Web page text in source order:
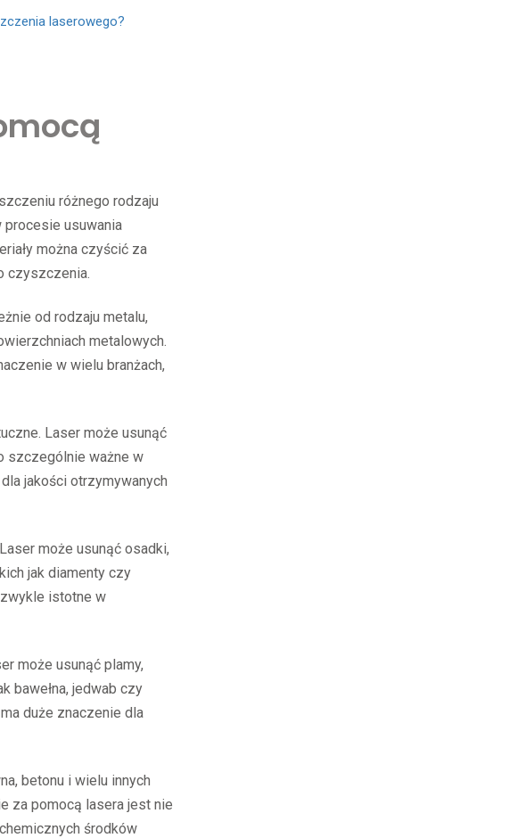
laserowego?
różnego rodzaju
procesie usuwania
można czyścić za
czyszczenia.
od rodzaju metalu,
metalowych.
w wielu branżach,
Laser może usunąć
szczególnie ważne w
jakości otrzymywanych
może usunąć osadki,
jak diamenty czy
istotne w
może usunąć plamy,
bawełna, jedwab czy
duże znaczenie dla
betonu i wielu innych
za pomocą lasera jest nie
środków